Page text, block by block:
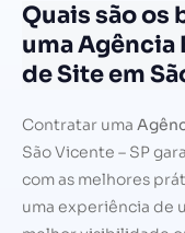
Quais são
uma Agência
de Site em
Contratar uma
São Vicente – SP
com as melhores
uma experiência de